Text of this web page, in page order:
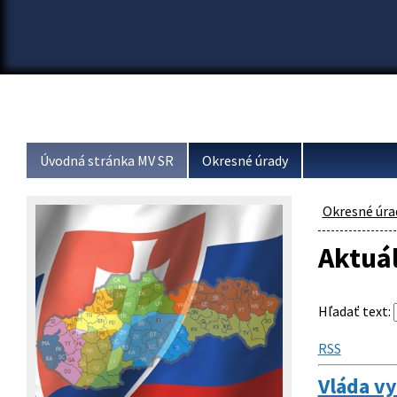
Úvodná stránka MV SR Okresné úrady
Okresné
Hľadať text:
RSS
Vláda